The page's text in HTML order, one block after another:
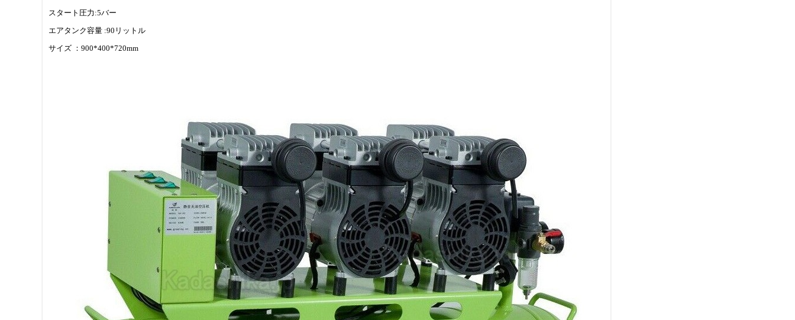
スタート圧力:5バー
エアタンク容量 :90リットル
サイズ ：900*400*720mm